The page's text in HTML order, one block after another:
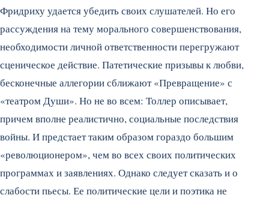
Фридриху удается убедить своих слушателей. Но его
рассуждения на тему морального совершенствования,
необходимости личной ответственности перегружают
сценическое действие. Патетические призывы к любви,
бесконечные аллегории сближают «Превращение» с
«театром Души». Но не во всем: Толлер описывает,
причем вполне реалистично, социальные последствия
войны. И предстает таким образом гораздо большим
«революционером», чем во всех своих политических
программах и заявлениях. Однако следует сказать и о
слабости пьесы. Ее политические цели и поэтика не